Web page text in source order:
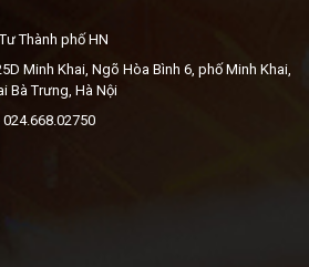
Thành phố HN
Minh Khai, Ngõ Hòa Bình 6, phố Minh Khai,
Bà Trưng, Hà Nội
024.668.02750